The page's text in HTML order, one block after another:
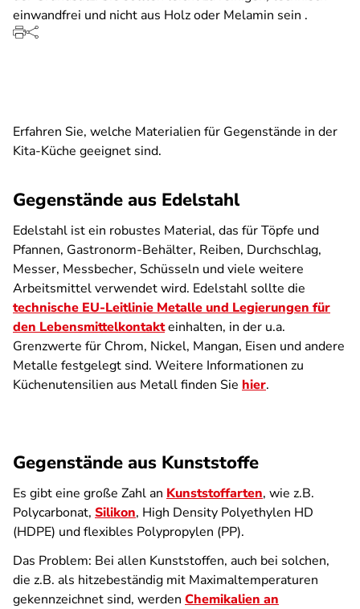
einwandfrei und nicht aus Holz oder Melamin sein .
Erfahren Sie, welche Materialien für Gegenstände in der
Kita-Küche geeignet sind.
Gegenstände aus Edelstahl
Edelstahl ist ein robustes Material, das für Töpfe und
Pfannen, Gastronorm-Behälter, Reiben, Durchschlag,
Messer, Messbecher, Schüsseln und viele weitere
Arbeitsmittel verwendet wird. Edelstahl sollte die
technische EU-Leitlinie Metalle und Legierungen für
den Lebensmittelkontakteinhalten, in der u.a.
Grenzwerte für Chrom, Nickel, Mangan, Eisen und andere
Metalle festgelegt sind. Weitere Informationen zu
Küchenutensilien aus Metall finden Sie hier.
Gegenstände aus Kunststoffe
Es gibt eine große Zahl an Kunststoffarten, wie z.B.
Polycarbonat, Silikon, High Density Polyethylen HD
(HDPE) und flexibles Polypropylen (PP).
Das Problem: Bei allen Kunststoffen, auch bei solchen,
die z.B. als hitzebeständig mit Maximaltemperaturen
gekennzeichnet sind, werden Chemikalien an